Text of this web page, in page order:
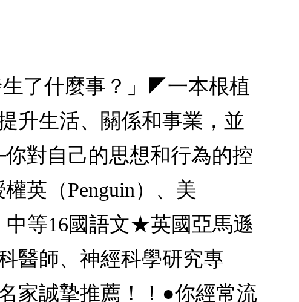
了什麼事？」◤一本根植
升生活、關係和事業，並
對自己的思想和行為的控
英（Penguin）、美
中等16國語文★英國亞馬遜
醫師、神經科學研究專
家誠摯推薦！！●你經常流